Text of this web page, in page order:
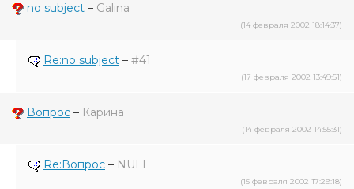
no subject – Galina
(14 февраля 2002 18:14:37)
Re:no subject – #41
(17 февраля 2002 13:49:51)
Вопрос – Карина
(14 февраля 2002 14:55:31)
Re:Вопрос – NULL
(15 февраля 2002 17:29:18)